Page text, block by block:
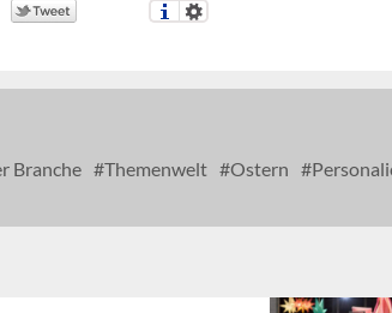
Branche Themenwelt Ostern